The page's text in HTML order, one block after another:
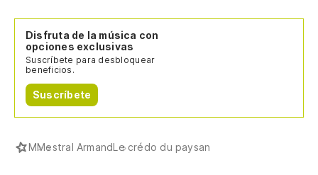
Disfruta de la música con
opciones exclusivas
Suscríbete para desbloquear
beneficios.
Suscríbete
MMestral ArmandLe crédo du paysan